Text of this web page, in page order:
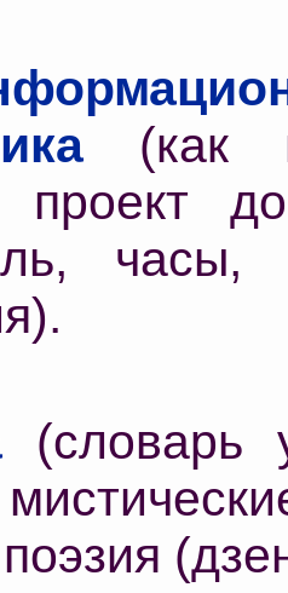
(как
проект
часы,
(словарь